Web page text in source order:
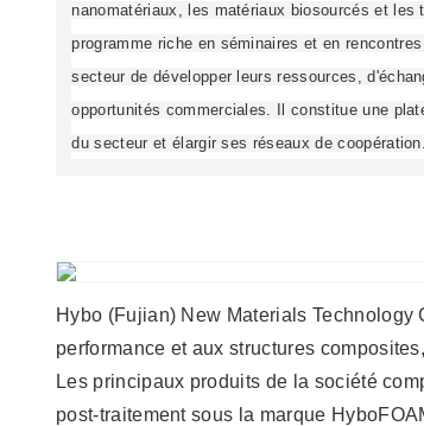
nanomatériaux, les matériaux biosourcés et les
programme riche en séminaires et en
secteur de développer leurs ressources,
opportunités commerciales. Il constitue une
du secteur et élargir ses réseaux de coopération.
Hybo (Fujian) New Materials
performance et aux structures
Les principaux produits de la société
post-traitement sous la marque